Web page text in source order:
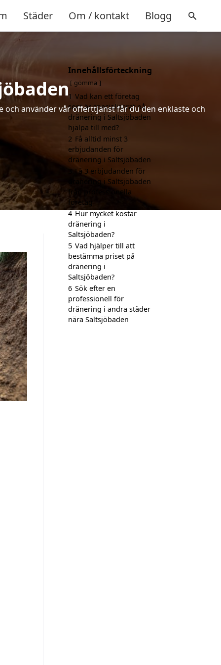
Städer Om / kontakt Blogg
använder vår offerttjänst får du den enklaste och
Innehållsförteckning
gömma
1 Vad kan ett företag
som är specialiserat på
dränering i Saltsjöbaden
hjälpa till med?
2 Få alltid minst 3
erbjudanden för
dränering i Saltsjöbaden
3 Få 3 erbjudanden för
dränering i Saltsjöbaden
från professionella
företag
4 Hur mycket kostar
dränering i
Saltsjöbaden?
5 Vad hjälper till att
bestämma priset på
dränering i
Saltsjöbaden?
6 Sök efter en
professionell för
dränering i andra städer
nära Saltsjöbaden